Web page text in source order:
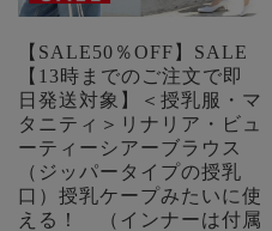
【SALE50％OFF】SALE
【13時までのご注文で即
日発送対象】＜授乳服・マ
タニティ＞リナリア・ビュ
ーティーシアーブラウス
（ジッパータイプの授乳
口）授乳ケープみたいに使
える！ （インナーは付属